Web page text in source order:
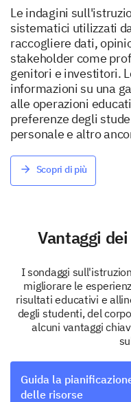
Le indagini
sistematici utilizzati
raccogliere dati,
stakeholder come
genitori e investitori.
informazioni su una
alle operazioni
preferenze degli
personale e altro
Scopri di più
Vantaggi
I sondaggi
migliorare le
risultati educativi e
degli studenti, del
alcuni vantaggi
Guida la
delle risorse